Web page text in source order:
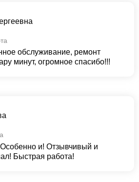
обслуживание, ремонт
минут, огромное спасибо!!!
и! Отзывчивый и
Быстрая работа!